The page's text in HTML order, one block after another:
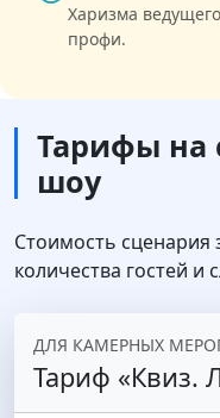
Харизма
профи.
Тарифы на
шоу
Стоимость сценария
количества гостей и
ДЛЯ КАМЕРНЫХ
Тариф «Квиз.